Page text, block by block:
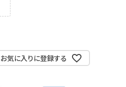
お気に入りに登録する